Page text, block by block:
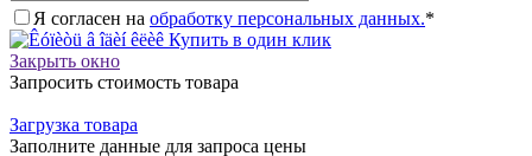
Я согласен на обработку персональных данных.*
Купить в один клик
Закрыть окно
Запросить стоимость товара
Загрузка товара
Заполните данные для запроса цены